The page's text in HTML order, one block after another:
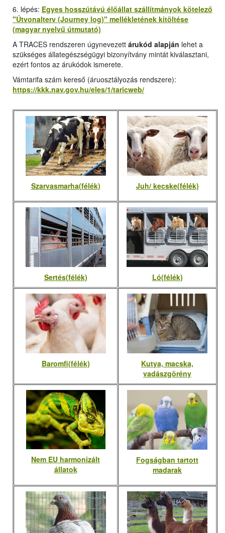
6. lépés: Egyes hosszútávú élőállat szállítmányok kötelező
"Útvonalterv (Journey log)" mellékletének kitöltése
(magyar nyelvű útmutató)
A TRACES rendszeren úgynevezett árukód alapján lehet a
szükséges állategészségügyi bizonyítvány mintát kiválasztani,
ezért fontos az árukódok ismerete.
Vámtarifa szám kereső (áruosztályozás rendszere):
https://kkk.nav.gov.hu/eles/1/taricweb/
Szarvasmarha(félék) Juh/ kecske(félék)
Sertés(félék) Ló(félék)
Baromfi(félék)
Kutya, macska,
vadászgörény
Nem EU harmonizált
állatok
Fogságban tartott
madarak